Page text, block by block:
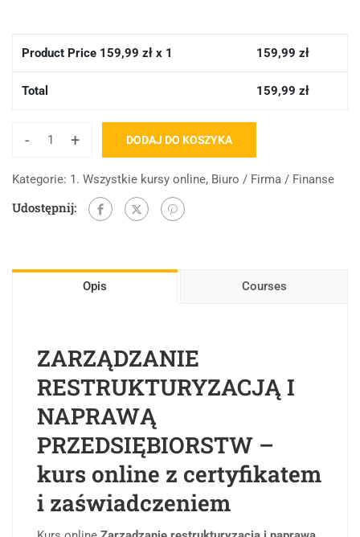
Product Price 159,99 zł x 1 159,99 zł
Total 159,99 zł
- + DODAJ DO KOSZYKA
Kategorie: 1. Wszystkie kursy online, Biuro / Firma / Finanse
Udostępnij:
Opis Courses
ZARZĄDZANIE
RESTRUKTURYZACJĄ I
NAPRAWĄ
PRZEDSIĘBIORSTW –
kurs online z certyfikatem
i zaświadczeniem